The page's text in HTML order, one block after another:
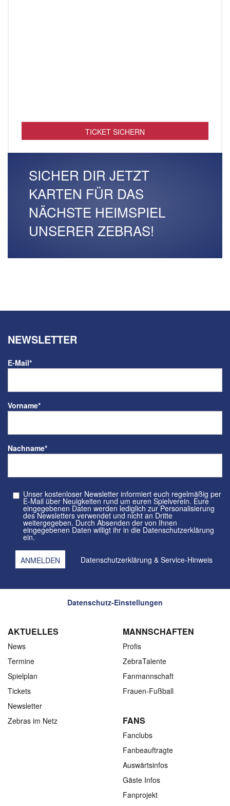
TICKET SICHERN
SICHER DIR JETZT
KARTEN FÜR DAS
NÄCHSTE HEIMSPIEL
UNSERER ZEBRAS!
NEWSLETTER
E-Mail*
Vorname*
Nachname*
Unser kostenloser Newsletter informiert euch regelmäßig per
E-Mail über Neuigkeiten rund um euren Spielverein. Eure
eingegebenen Daten werden lediglich zur Personalisierung
des Newsletters verwendet und nicht an Dritte
weitergegeben. Durch Absenden der von Ihnen
eingegebenen Daten willigt ihr in die Datenschutzerklärung
ein.
Datenschutzerklärung & Service-Hinweis
Datenschutz-Einstellungen
AKTUELLES
News
Termine
Spielplan
Tickets
Newsletter
Zebras im Netz
MANNSCHAFTEN
Profis
ZebraTalente
Fanmannschaft
Frauen-Fußball
FANS
Fanclubs
Fanbeauftragte
Auswärtsinfos
Gäste Infos
Fanprojekt